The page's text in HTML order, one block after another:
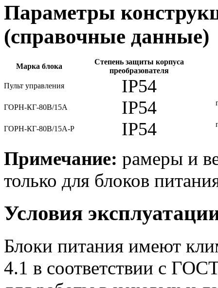
Параметры
(справочные данные)
Марка блока
Степень защиты корпуса
преобразователя
Пульт управления
IP54
ГОРН-КГ-80В/15А IP54
ГОРН-КГ-80В/15А-Р IP54
Примечание: рамеры и
только для блоков
Условия
Блоки питания имеют
4.1 в соответствии с